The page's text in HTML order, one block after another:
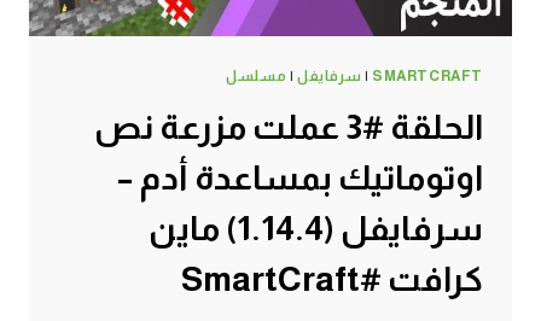
SMARTCRAFT
| سرفايفل| مسلسل
الحلقة #3 عملت مزرعة نص
اوتوماتيك بمساعدة أدم –
سرفايفل (1.14.4) ماين
كرافت #SmartCraft